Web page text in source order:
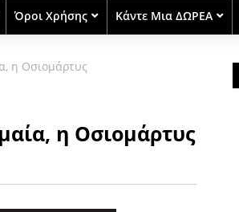
Όροι Χρήσης Κάντε Μια ΔΩΡΕΑ
η Οσιομάρτυς
η Οσιομάρτυς